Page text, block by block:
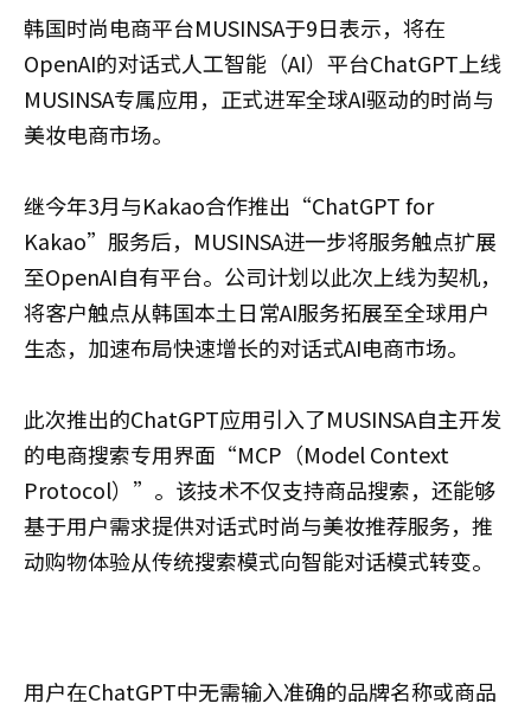
韩国时尚电商平台MUSINSA于9日表示，将在
OpenAI的对话式人工智能（AI）平台ChatGPT上线
MUSINSA专属应用，正式进军全球AI驱动的时尚与
美妆电商市场。
继今年3月与Kakao合作推出“ChatGPT for
Kakao”服务后，MUSINSA进一步将服务触点扩展
至OpenAI自有平台。公司计划以此次上线为契机，
将客户触点从韩国本土日常AI服务拓展至全球用户
生态，加速布局快速增长的对话式AI电商市场。
此次推出的ChatGPT应用引入了MUSINSA自主开发
的电商搜索专用界面“MCP（Model Context
Protocol）”。该技术不仅支持商品搜索，还能够
基于用户需求提供对话式时尚与美妆推荐服务，推
动购物体验从传统搜索模式向智能对话模式转变。
用户在ChatGPT中无需输入准确的品牌名称或商品